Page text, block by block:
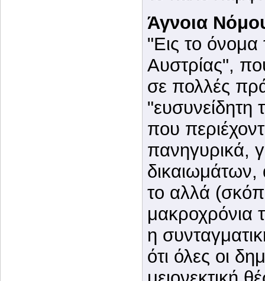
Άγνοια
"Εις το όνομα
Αυστρίας",
σε πολλές
"ευσυνείδητη
που
πανηγυρικά,
το αλλά
μακροχρόνια
η
ότι όλες οι